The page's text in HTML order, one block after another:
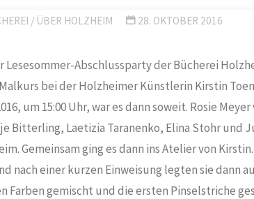
/ ÜBER HOLZHEIM 28. OKTOBER 2016
Lesesommer-Abschlussparty der Bücherei
bei der Holzheimer Künstlerin Kirstin
um 15:00 Uhr, war es dann soweit. Rosie
Bitterling, Laetizia Taranenko, Elina Stohr und
Gemeinsam ging es dann ins Atelier von
nach einer kurzen Einweisung legten sie dann
Farben gemischt und die ersten Pinselstriche